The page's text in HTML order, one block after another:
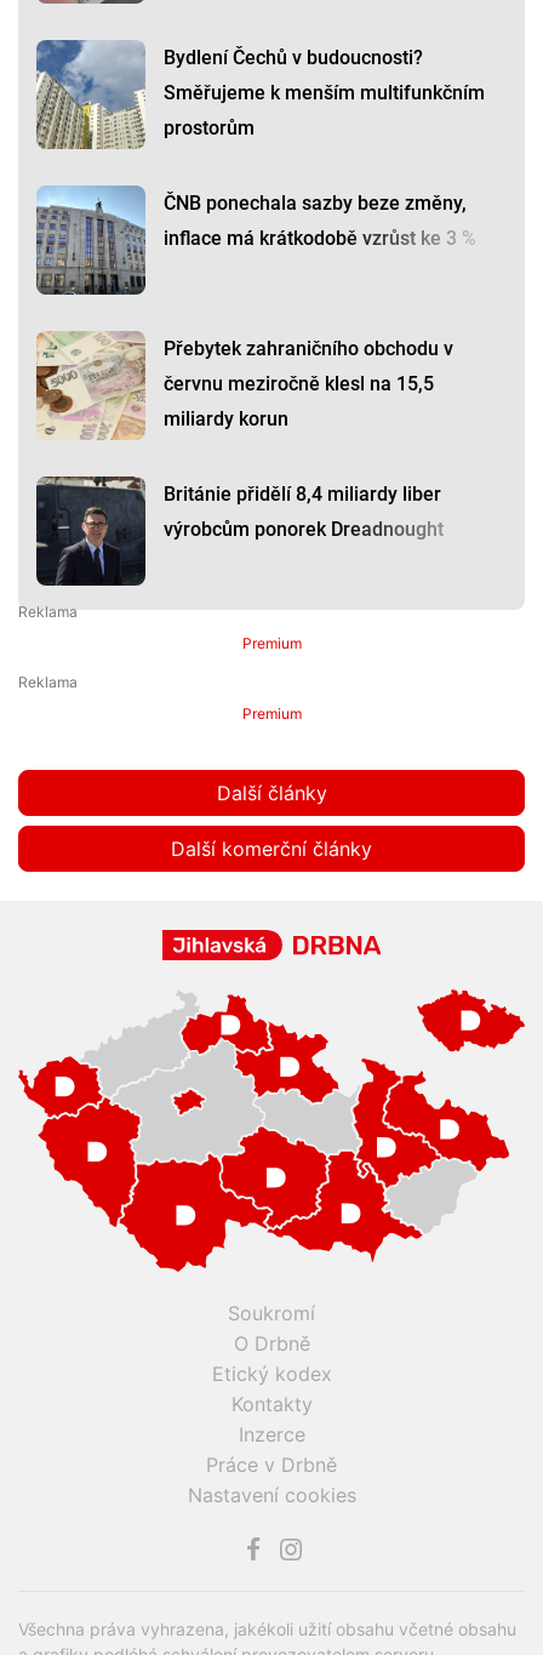
Bydlení Čechů v budoucnosti?
Směřujeme k menším multifunkčním
prostorům
ČNB ponechala sazby beze změny,
inflace má krátkodobě vzrůst ke 3 %
Přebytek zahraničního obchodu v
červnu meziročně klesl na 15,5
miliardy korun
Británie přidělí 8,4 miliardy liber
výrobcům ponorek Dreadnought
Premium
Premium
Další články
Další komerční články
Soukromí
O Drbně
Etický kodex
Kontakty
Inzerce
Práce v Drbně
Nastavení cookies
Všechna práva vyhrazena, jakékoli užití obsahu včetné obsahu